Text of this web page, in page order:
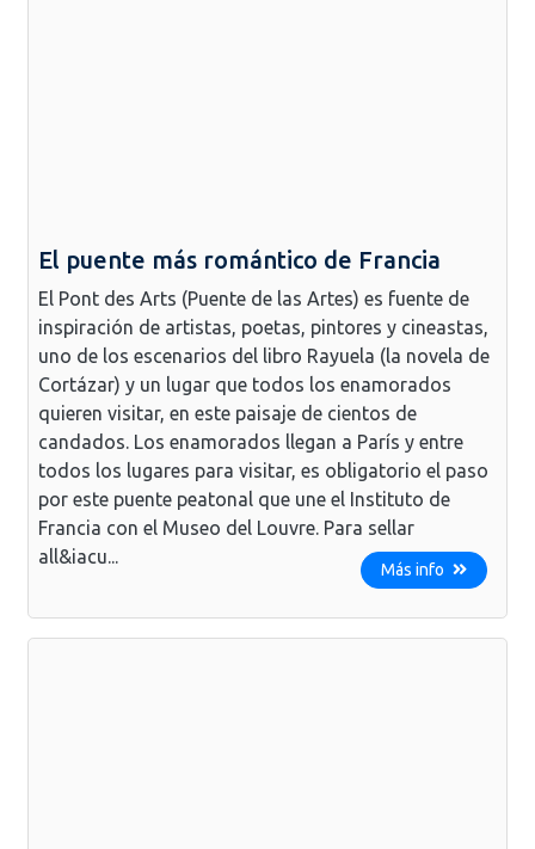
El puente más romántico de Francia
El Pont des Arts (Puente de las Artes) es fuente de
inspiración de artistas, poetas, pintores y cineastas,
uno de los escenarios del libro Rayuela (la novela de
Cortázar) y un lugar que todos los enamorados
quieren visitar, en este paisaje de cientos de
candados. Los enamorados llegan a París y entre
todos los lugares para visitar, es obligatorio el paso
por este puente peatonal que une el Instituto de
Francia con el Museo del Louvre. Para sellar
all&iacu...
Más info